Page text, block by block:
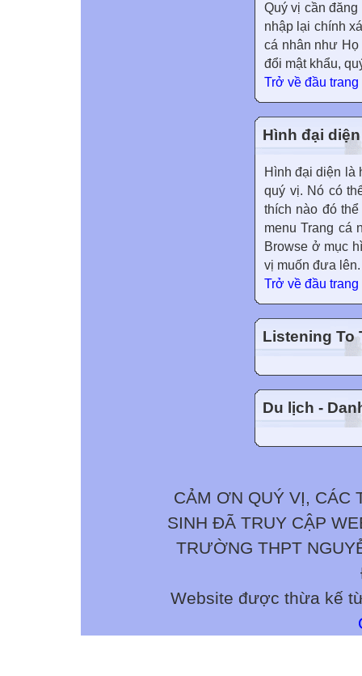
Quý vị cần
nhập lại chính
cá nhân như Họ
đổi mật khẩu,
Trở về đầu trang
Hình đại
Hình đại diện là
quý vị. Nó có
thích nào đó
menu Trang cá
Browse ở mục
vị muốn đưa lên.
Trở về đầu trang
Listening To
Du lịch -
CẢM ƠN QUÝ VỊ, CÁC
SINH ĐÃ TRUY CẬP
TRƯỜNG THPT
Website được thừa kế